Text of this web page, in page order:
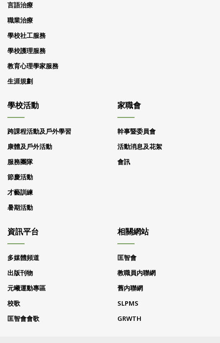
言語治療
職業治療
學校社工服務
學校護理服務
教育心理學家服務
生涯規劃
學校活動
跨課程活動及戶外學習
康體及戶外活動
服務團隊
節慶活動
才藝訓練
暑期活動
家職會
幹事暨委員會
活動消息及花絮
會訊
資訊平台
多媒體頻道
出版刊物
元曦運動專區
校歌
匡智會會歌
相關網站
匡智會
教職員内聯網
舊内聯網
SLPMS
GRWTH